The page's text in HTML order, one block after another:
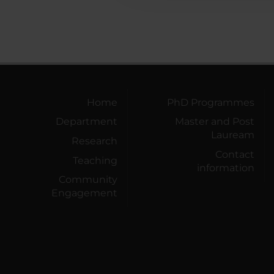
Home
Department
Research
Teaching
Community
Engagement
PhD Programmes
Master and Post
Lauream
Contact
information